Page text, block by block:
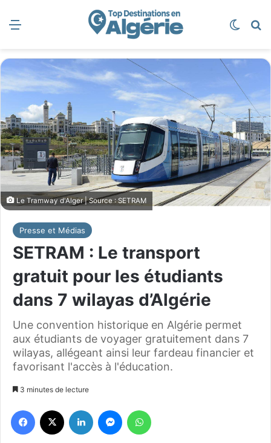
Le Tramway d'Alger | Source : SETRAM
Presse et Médias
SETRAM : Le transport
gratuit pour les étudiants
dans 7 wilayas d’Algérie
Une convention historique en Algérie permet
aux étudiants de voyager gratuitement dans 7
wilayas, allégeant ainsi leur fardeau financier et
favorisant l'accès à l'éducation.
3 minutes de lecture